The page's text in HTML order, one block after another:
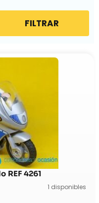
FILTRAR
4261
1 disponibles